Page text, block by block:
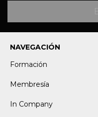
NAVEGACIÓN
Formación
Membresía
In Company